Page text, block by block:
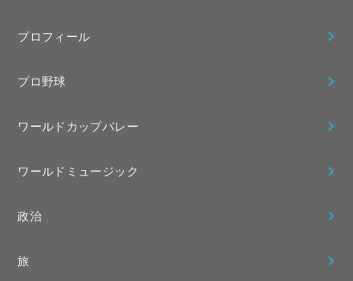
プロフィール
プロ野球
ワールドカップバレー
ワールドミュージック
政治
旅